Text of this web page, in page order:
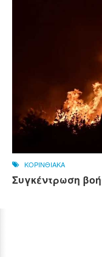
ΚΟΡΙΝΘΙΑΚΑ
Συγκέντρωση